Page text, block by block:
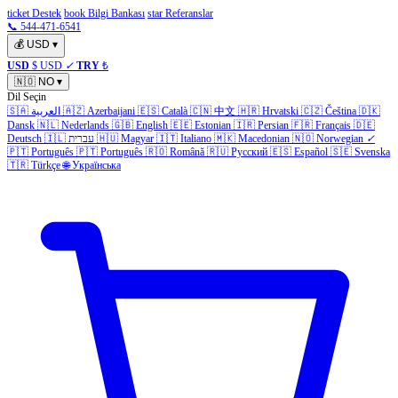
ticket Destek book Bilgi Bankası star Referanslar
📞 544-471-6541
💰 USD ▾
USD $ USD ✓ TRY ₺
🇳🇴 NO ▾
Dil Seçin
🇸🇦 العربية 🇦🇿 Azerbaijani 🇪🇸 Català 🇨🇳 中文 🇭🇷 Hrvatski 🇨🇿 Čeština 🇩🇰
Dansk 🇳🇱 Nederlands 🇬🇧 English 🇪🇪 Estonian 🇮🇷 Persian 🇫🇷 Français 🇩🇪
Deutsch 🇮🇱 עברית 🇭🇺 Magyar 🇮🇹 Italiano 🇲🇰 Macedonian 🇳🇴 Norwegian ✓
🇵🇹 Português 🇵🇹 Português 🇷🇴 Română 🇷🇺 Русский 🇪🇸 Español 🇸🇪 Svenska
🇹🇷 Türkçe 🌐 Українська